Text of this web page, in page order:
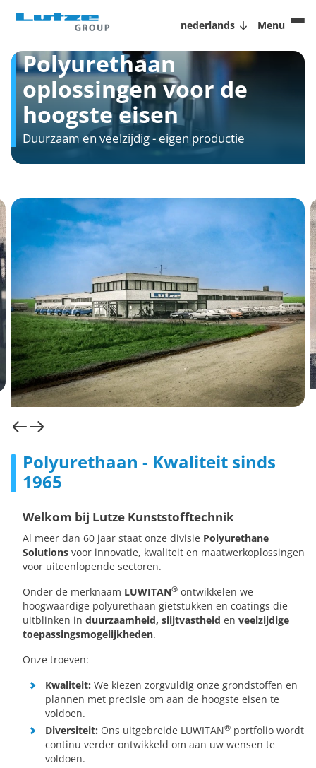
nederlands Menu
Polyurethaan
oplossingen voor de
hoogste eisen
Duurzaam en veelzijdig - eigen productie
Polyurethaan - Kwaliteit sinds
1965
Welkom bij Lutze Kunststofftechnik
Al meer dan 60 jaar staat onze divisie Polyurethane
Solutions voor innovatie, kwaliteit en maatwerkoplossingen
voor uiteenlopende sectoren.
Onder de merknaam LUWITAN® ontwikkelen we
hoogwaardige polyurethaan gietstukken en coatings die
uitblinken in duurzaamheid, slijtvastheid en veelzijdige
toepassingsmogelijkheden.
Onze troeven:
Kwaliteit: We kiezen zorgvuldig onze grondstoffen en
plannen met precisie om aan de hoogste eisen te
voldoen.
Diversiteit: Ons uitgebreide LUWITAN®-portfolio wordt
continu verder ontwikkeld om aan uw wensen te
voldoen.